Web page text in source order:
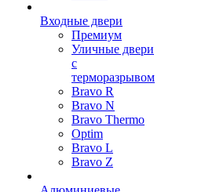
Входные двери
Премиум
Уличные двери
с
терморазрывом
Bravo R
Bravo N
Bravo Thermo
Optim
Bravo L
Bravo Z